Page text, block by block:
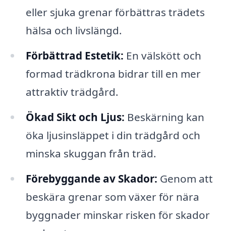
eller sjuka grenar förbättras trädets
hälsa och livslängd.
Förbättrad Estetik: En välskött och
formad trädkrona bidrar till en mer
attraktiv trädgård.
Ökad Sikt och Ljus: Beskärning kan
öka ljusinsläppet i din trädgård och
minska skuggan från träd.
Förebyggande av Skador: Genom att
beskära grenar som växer för nära
byggnader minskar risken för skador